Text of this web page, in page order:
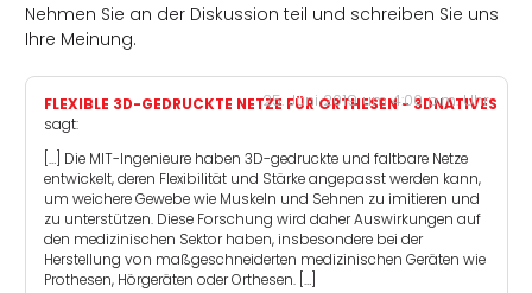
Nehmen Sie an der Diskussion teil und schreiben Sie uns
Ihre Meinung.
FLEXIBLE 3D-GEDRUCKTE NETZE FÜR ORTHESEN - 3DNATIVES
sagt:
25. Juni 2019 um 4:00 p.m. Uhr
[…] Die MIT-Ingenieure haben 3D-gedruckte und faltbare Netze
entwickelt, deren Flexibilität und Stärke angepasst werden kann,
um weichere Gewebe wie Muskeln und Sehnen zu imitieren und
zu unterstützen. Diese Forschung wird daher Auswirkungen auf
den medizinischen Sektor haben, insbesondere bei der
Herstellung von maßgeschneiderten medizinischen Geräten wie
Prothesen, Hörgeräten oder Orthesen. […]